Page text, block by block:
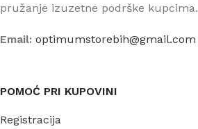
pružanje izuzetne podrške kupcima.
Email: optimumstorebih@gmail.com
POMOĆ PRI KUPOVINI
Registracija